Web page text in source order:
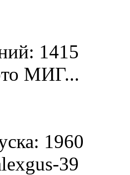
1415
МИГ...
1960
39